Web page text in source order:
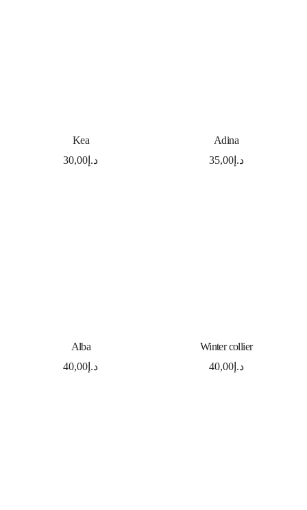
SELECT OPTIONS
Kea
د.إ 30,00
SELECT OPTIONS
Adina
د.إ35,00
SELECT OPTIONS
Alba
د.إ 40,00
ADD TO CART
Winter collier
د.إ40,00